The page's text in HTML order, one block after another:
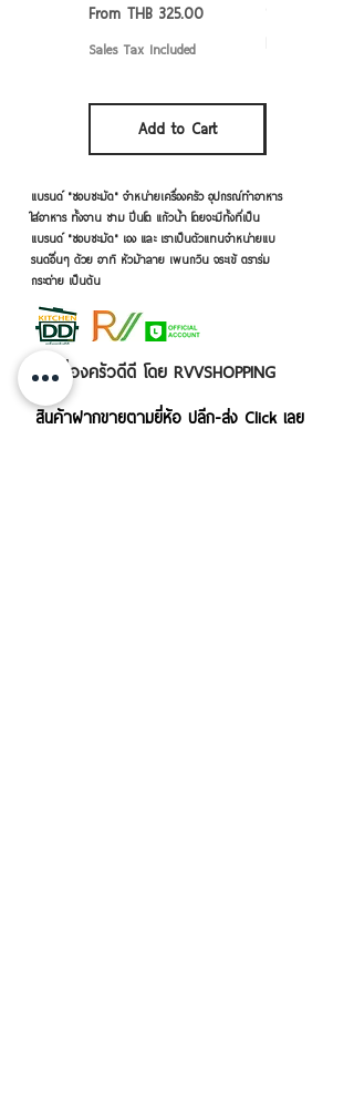
From THB 325.00
Sale Price
Sales Tax Included
Add to Cart
แบรนด์ "ชอบชะมัด" จำหน่ายเครื่องครัว อุปกรณ์ทำอาหาร
ใส่อาหาร ทั้งจาน ชาม ปิ่นโต แก้วน้ำ โดยจะมีทั้งที่เป็น
แบรนด์ "ชอบชะมัด" เอง และ เราเป็นตัวแทนจำหน่ายแบ
รนด์อื่นๆ ด้วย อาทิ หัวม้าลาย เพนกวิน จระเข้ ตราร่ม
กระต่าย เป็นต้น
เครื่องครัวดีดี โดย RVVSHOPPING
สินค้าฝากขายตามยี่ห้อ ปลีก-ส่ง Click เลย